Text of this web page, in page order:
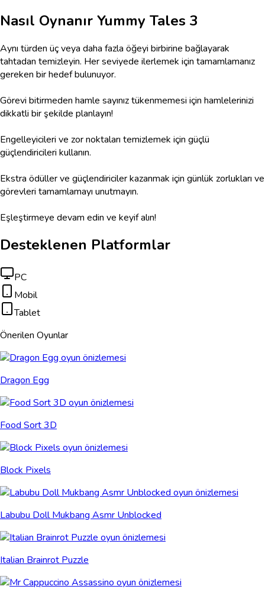
Nasıl Oynanır Yummy Tales 3
Aynı türden üç veya daha fazla öğeyi birbirine bağlayarak
tahtadan temizleyin. Her seviyede ilerlemek için tamamlamanız
gereken bir hedef bulunuyor.
Görevi bitirmeden hamle sayınız tükenmemesi için hamlelerinizi
dikkatli bir şekilde planlayın!
Engelleyicileri ve zor noktaları temizlemek için güçlü
güçlendiricileri kullanın.
Ekstra ödüller ve güçlendiriciler kazanmak için günlük zorlukları ve
görevleri tamamlamayı unutmayın.
Eşleştirmeye devam edin ve keyif alın!
Desteklenen Platformlar
PC
Mobil
Tablet
Önerilen Oyunlar
Dragon Egg
Food Sort 3D
Block Pixels
Labubu Doll Mukbang Asmr Unblocked
Italian Brainrot Puzzle